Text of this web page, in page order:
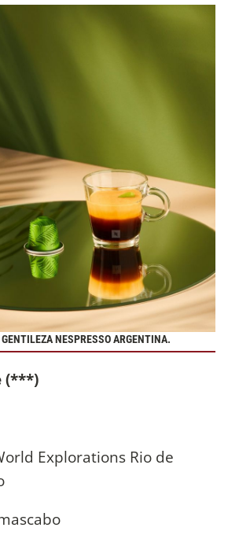
NESPRESSO ARGENTINA.
(***)
Explorations Rio de